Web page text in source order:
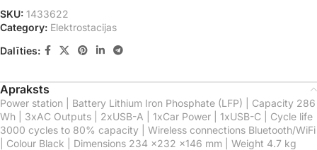
SKU: 1433622
Category: Elektrostacijas
Dalīties:
Apraksts
Power station | Battery Lithium Iron Phosphate (LFP) | Capacity 286
Wh | 3xAC Outputs | 2xUSB-A | 1xCar Power | 1xUSB-C | Cycle life
3000 cycles to 80% capacity | Wireless connections Bluetooth/WiFi
| Colour Black | Dimensions 234 x232 x146 mm | Weight 4.7 kg